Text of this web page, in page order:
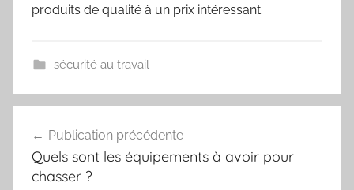
produits de qualité à un prix intéressant.
sécurité au travail
de
l’article
Publication précédente
Quels sont les équipements à avoir pour
chasser ?